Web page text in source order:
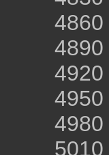
4860
4890
4920
4950
4980
5010